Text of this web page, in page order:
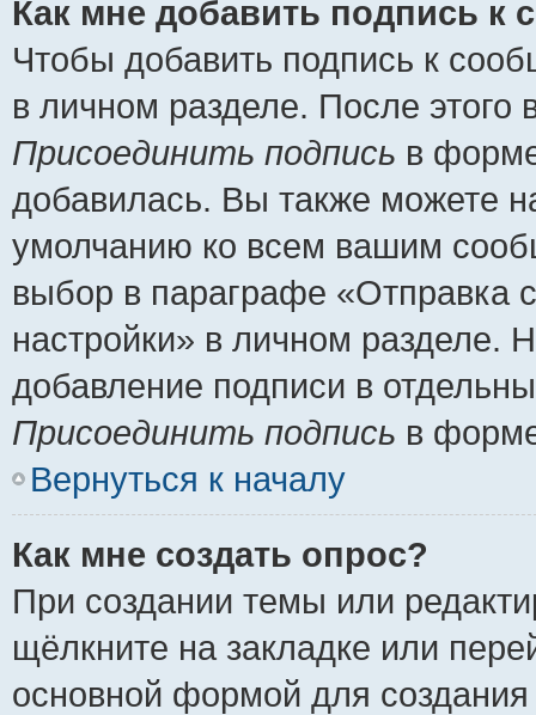
Как мне добавить подпись к
Чтобы добавить подпись к
в личном разделе. После
Присоединить подпись в
добавилась. Вы также можете
умолчанию ко всем вашим
выбор в параграфе «Отправка
настройки» в личном разделе.
добавление подписи в
Присоединить подпись в
Вернуться к началу
Как мне создать опрос?
При создании темы или
щёлкните на закладке или
основной формой для